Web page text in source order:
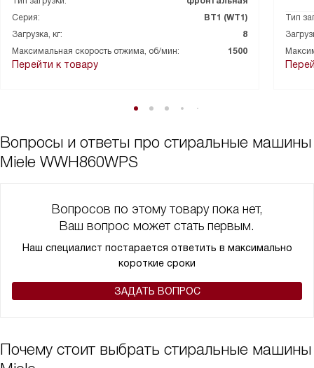
супер полезная функция – возможность добавить белье во
время стирки. Я часто забывают положить в барабан одну-две
вещи и, по закону подлости, обнаруживаю это только после
того, как стирка уже запущена. А теперь можно просто
приостановить программу и добавить белье внутрь! Есть
детей, это мне тоже очень важно. Система защиты от
Серия:
ВТ1 (WT1)
Загрузка, кг:
8
Максимальная скорость отжима, об/мин:
1500
Перейти к товару
Тип
Вопросы и ответы про стиральные машины
Miele WWH860WPS
Вопросов по этому товару пока нет,
Ваш вопрос может стать первым.
Наш специалист постарается ответить в максимально
короткие сроки
ЗАДАТЬ ВОПРОС
Почему стоит выбрать стиральные машины